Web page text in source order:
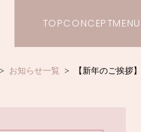
TOPCONCEPTMENU
お知らせ一覧 【新年のご挨拶】